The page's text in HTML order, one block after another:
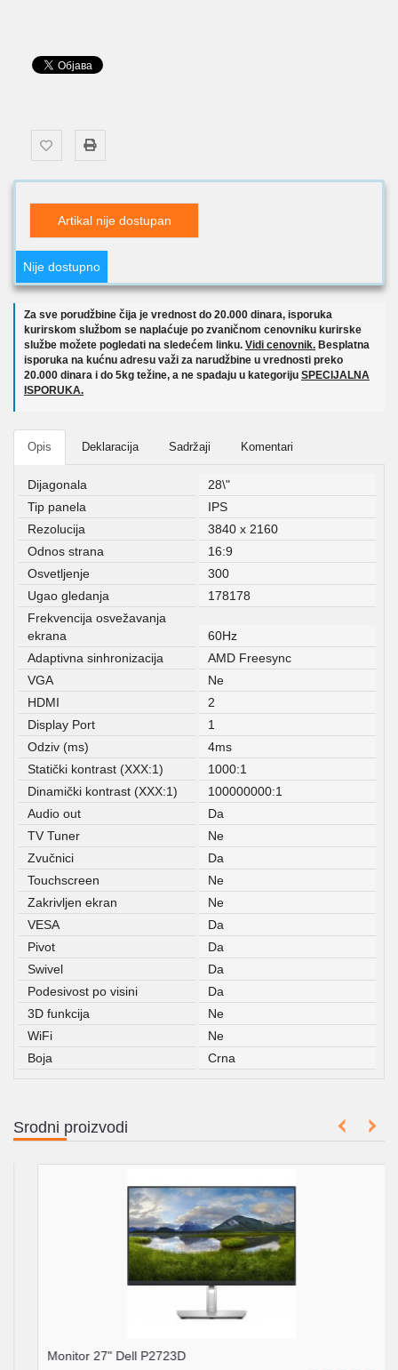
Artikal nije dostupan
Nije dostupno
Za sve porudžbine čija je vrednost do 20.000 dinara, isporuka
kurirskom službom se naplaćuje po zvaničnom cenovniku kurirske
službe možete pogledati na sledećem linku. Vidi cenovnik. Besplatna
isporuka na kućnu adresu važi za narudžbine u vrednosti preko
20.000 dinara i do 5kg težine, a ne spadaju u kategoriju SPECIJALNA
ISPORUKA.
Opis Deklaracija Sadržaji Komentari
Dijagonala
28\"
Tip panela
IPS
Rezolucija
3840 x 2160
Odnos strana
16:9
Osvetljenje
300
Ugao gledanja
178178
Frekvencija osvežavanja
ekrana
60Hz
Adaptivna sinhronizacija
AMD Freesync
VGA
Ne
HDMI
2
Display Port
1
Odziv (ms)
4ms
Statički kontrast (XXX:1)
1000:1
Dinamički kontrast (XXX:1)
100000000:1
Audio out
Da
TV Tuner
Ne
Zvučnici
Da
Touchscreen
Ne
Zakrivljen ekran
Ne
VESA
Da
Pivot
Da
Swivel
Da
Podesivost po visini
Da
3D funkcija
Ne
WiFi
Ne
Boja
Crna
Srodni proizvodi
Monitor 27" Dell P2723D